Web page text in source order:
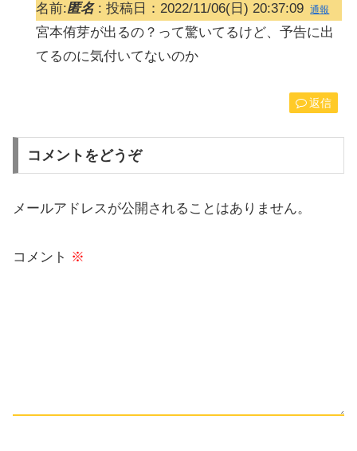
名前:匿名: 投稿日：2022/11/06(日) 20:37:09 通報
宮本侑芽が出るの？って驚いてるけど、予告に出
てるのに気付いてないのか
返信
コメントをどうぞ
メールアドレスが公開されることはありません。
コメント ※